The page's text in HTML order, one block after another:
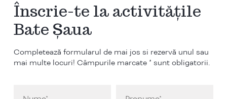
Înscrie-te la activitățile
Bate Șaua
Completează formularul de mai jos si rezervă unul sau
mai multe locuri! Câmpurile marcate * sunt obligatorii.